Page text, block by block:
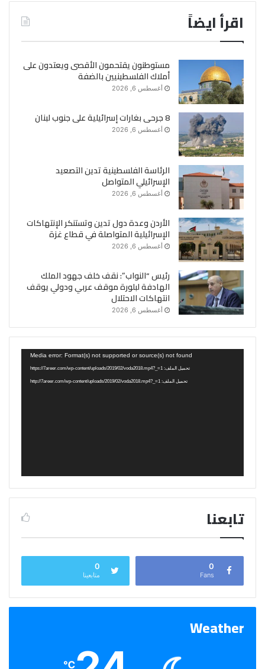
اقرأ ايضاً
مستوطنون يقتحمون الأقصى ويعتدون على
أملاك الفلسطينيين بالضفة
أغسطس 6, 2026
8 جرحى بغارات إسرائيلية على جنوب لبنان
أغسطس 6, 2026
الرئاسة الفلسطينية تدين التصعيد
الإسرائيلي المتواصل
أغسطس 6, 2026
الأردن وعدة دول تدين وتستنكر الإنتهاكات
الإسرائيلية المتواصلة في قطاع غزة
أغسطس 6, 2026
رئيس “النواب”: نقف خلف جهود الملك
الهادفة لبلورة موقف عربي ودولي يوقف
انتهاكات الاحتلال
أغسطس 6, 2026
Media error: Format(s) not supported or source(s) not found
تحميل الملف: https://7areer.com/wp-content/uploads/2019/02/voda2018.mp4?_=1
تحميل الملف: http://7areer.com/wp-content/uploads/2019/02/voda2018.mp4?_=1
تابعنا
0
Fans
0
متابعينا
Weather
℃